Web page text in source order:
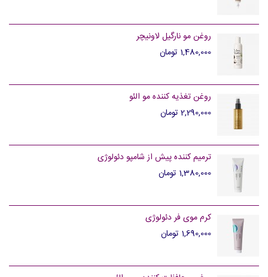
روغن مو نارگیل لاونیچر
1,480,000 تومان
روغن تغذیه کننده مو الئو
2,290,000 تومان
ترمیم کننده پیش از شامپو دئولوژی
1,380,000 تومان
کرم موی فر دئولوژی
1,690,000 تومان